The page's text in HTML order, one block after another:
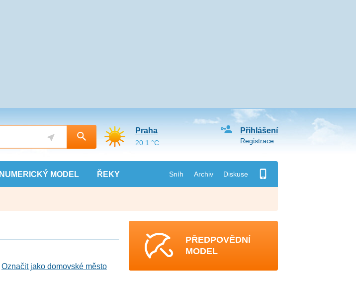
NUMERICKÝ MODEL ŘEKY Sníh Archiv Diskuse
Přihlášení
Registrace
Praha
20.1 °C
Označit jako domovské město
PŘEDPOVĚDNÍ
MODEL